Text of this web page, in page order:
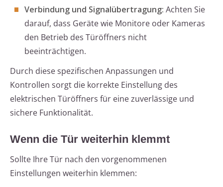
Verbindung und Signalübertragung: Achten Sie
darauf, dass Geräte wie Monitore oder Kameras
den Betrieb des Türöffners nicht
beeinträchtigen.
Durch diese spezifischen Anpassungen und
Kontrollen sorgt die korrekte Einstellung des
elektrischen Türöffners für eine zuverlässige und
sichere Funktionalität.
Wenn die Tür weiterhin klemmt
Sollte Ihre Tür nach den vorgenommenen
Einstellungen weiterhin klemmen: